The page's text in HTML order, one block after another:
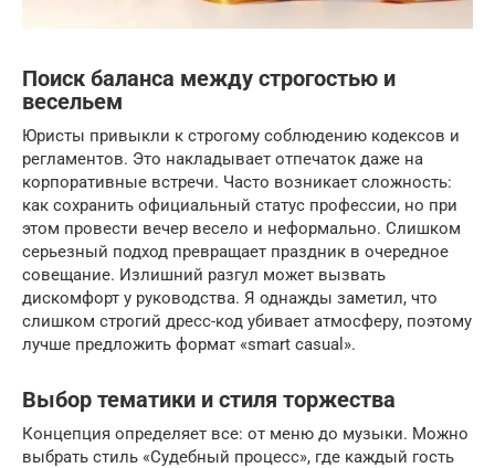
Поиск баланса между строгостью и
весельем
Юристы привыкли к строгому соблюдению кодексов и
регламентов. Это накладывает отпечаток даже на
корпоративные встречи. Часто возникает сложность:
как сохранить официальный статус профессии, но при
этом провести вечер весело и неформально. Слишком
серьезный подход превращает праздник в очередное
совещание. Излишний разгул может вызвать
дискомфорт у руководства. Я однажды заметил, что
слишком строгий дресс-код убивает атмосферу, поэтому
лучше предложить формат «smart casual».
Выбор тематики и стиля торжества
Концепция определяет все: от меню до музыки. Можно
выбрать стиль «Судебный процесс», где каждый гость